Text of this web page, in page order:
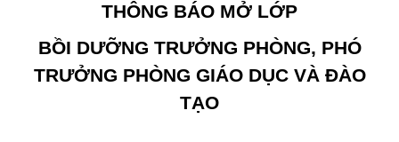
THÔNG BÁO MỞ LỚP
BỒI DƯỠNG TRƯỞNG PHÒNG, PHÓ
TRƯỞNG PHÒNG GIÁO DỤC VÀ ĐÀO
TẠO